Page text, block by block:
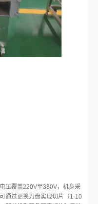
压覆盖220V至380V，机身采
通过更换刀盘实现切片（1-10